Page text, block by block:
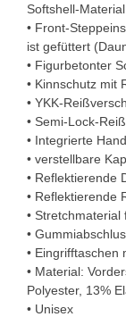
Softshell-Material
• Front-
ist gefüttert
• Figurbetonter
• Kinnschutz mit
• YKK-
• Semi-Lock-
• Integrierte
• verstellbare
• Reflektierende
• Reflektierende
•
•
• Eingrifftaschen
• Material:
Polyester, 13%
• Unisex